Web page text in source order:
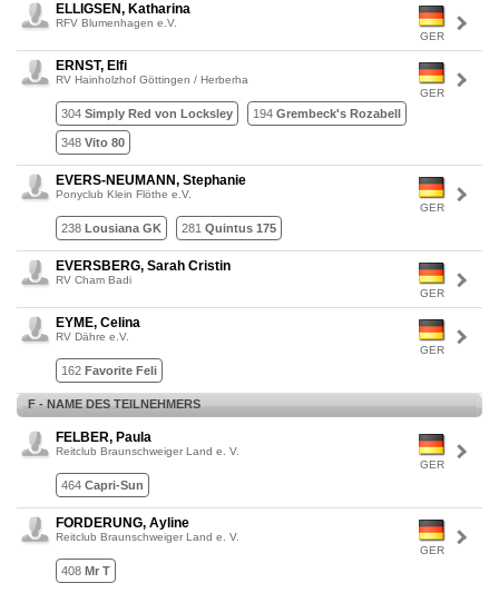
GER
ELLIGSEN, Katharina
RFV Blumenhagen e.V.
GER
ERNST, Elfi
RV Hainholzhof Göttingen / Herberha
304 Simply Red von Locksley 194 Grembeck's Rozabell
348 Vito 80
GER
EVERS-NEUMANN, Stephanie
Ponyclub Klein Flöthe e.V.
238 Lousiana GK 281 Quintus 175
GER
EVERSBERG, Sarah Cristin
RV Cham Badi
GER
EYME, Celina
RV Dähre e.V.
162 Favorite Feli
F - NAME DES TEILNEHMERS
GER
FELBER, Paula
Reitclub Braunschweiger Land e. V.
464 Capri-Sun
GER
FORDERUNG, Ayline
Reitclub Braunschweiger Land e. V.
408 Mr T